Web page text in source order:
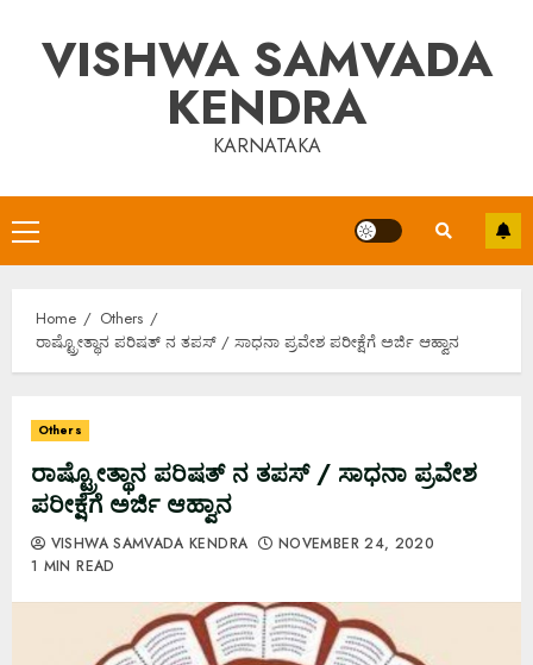
contentVISHWA SAMVADA
KENDRA
KARNATAKA
Primary
Menu
Home
Others
ರಾಷ್ಟ್ರೋತ್ಥಾನ ಪರಿಷತ್ ನ ತಪಸ್ / ಸಾಧನಾ ಪ್ರವೇಶ ಪರೀಕ್ಷೆಗೆ ಅರ್ಜಿ ಆಹ್ವಾನ
Others
ರಾಷ್ಟ್ರೋತ್ಥಾನ ಪರಿಷತ್ ನ ತಪಸ್ / ಸಾಧನಾ ಪ್ರವೇಶ
ಪರೀಕ್ಷೆಗೆ ಅರ್ಜಿ ಆಹ್ವಾನ
VISHWA SAMVADA KENDRA
NOVEMBER 24, 2020
1 MIN READ